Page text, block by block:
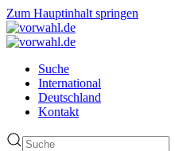
Zum Hauptinhalt springen
Suche
International
Deutschland
Kontakt